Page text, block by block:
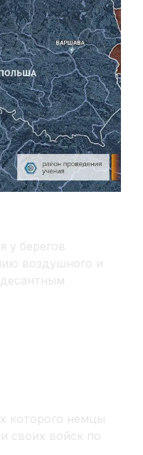
у берегов
воздушного и
которого немцы
своих войск по